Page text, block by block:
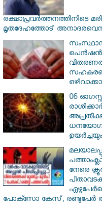
രക്ഷാപ്രവര്‍ത്തനത്തിനിടെ
മൃതദേഹത്തോട്
പെൻഷൻ
06
നേരെ
പോക്സോ കേസ്, രണ്ടുപേർ